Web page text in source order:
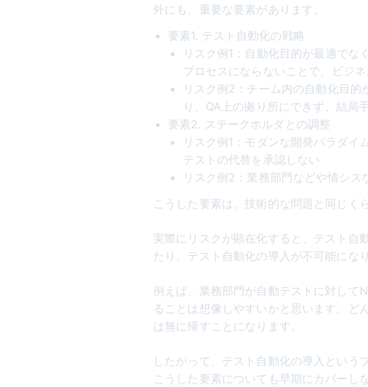
外にも、重要な要素があります。
要素1. テスト自動化の戦略
リスク例1：自動化目的が最適でな
プロセスにならないことで、ビジ
リスク例2：チーム内の自動化目
り、QA上の拠り所にできず、結局
要素2. ステークホルダとの調整
リスク例1：モダンな開発パラダ
テストの代替を承認しない
リスク例2：業務部門などや情シ
こうした要素は、技術的な問題と同じく
実際にリスクが顕在化すると、テスト自
たり、テスト自動化の導入が不可能になり
例えば、業務部門が自動テストに対して
ることは想像しやすいかと思います。ど
は無に帰すことになります。
したがって、テスト自動化の導入という
こうした要素についても早期にカバーし